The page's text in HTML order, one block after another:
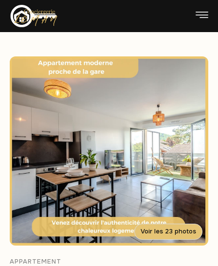
Voir les 23 photos
APPARTEMENT